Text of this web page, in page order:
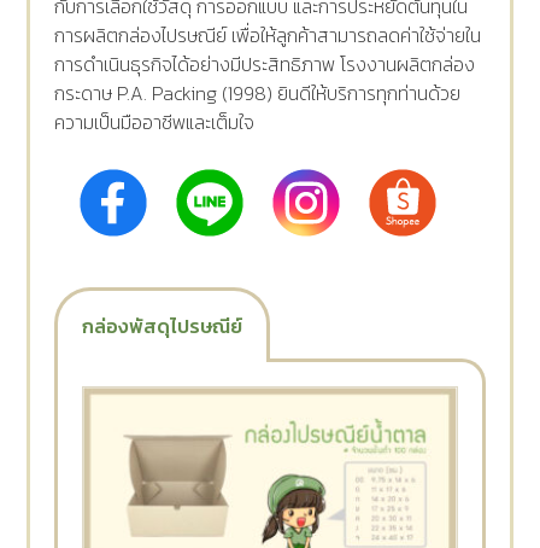
กับการเลือกใช้วัสดุ การออกแบบ และการประหยัดต้นทุนใน
การผลิตกล่องไปรษณีย์ เพื่อให้ลูกค้าสามารถลดค่าใช้จ่ายใน
การดำเนินธุรกิจได้อย่างมีประสิทธิภาพ โรงงานผลิตกล่อง
กระดาษ P.A. Packing (1998) ยินดีให้บริการทุกท่านด้วย
ความเป็นมืออาชีพและเต็มใจ
กล่องพัสดุไปรษณีย์